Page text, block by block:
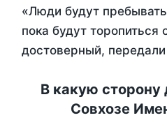
«Люди будут
пока будут
достоверный,
В какую сторону
Совхозе